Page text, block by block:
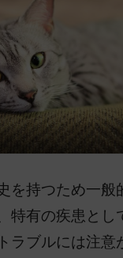
を持つため一般
特有の疾患とし
ラブルには注意